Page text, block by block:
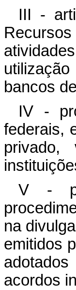
III -
bancos
IV -
federais,
V -
na
emitidos
acordos